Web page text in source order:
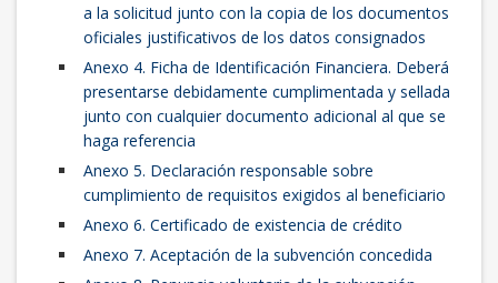
a la solicitud junto con la copia de los documentos
oficiales justificativos de los datos consignados
Anexo 4. Ficha de Identificación Financiera. Deberá
presentarse debidamente cumplimentada y sellada
junto con cualquier documento adicional al que se
haga referencia
Anexo 5. Declaración responsable sobre
cumplimiento de requisitos exigidos al beneficiario
Anexo 6. Certificado de existencia de crédito
Anexo 7. Aceptación de la subvención concedida